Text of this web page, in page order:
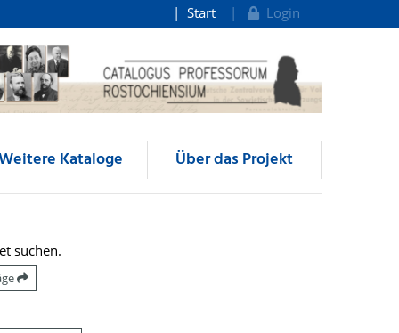
Start Login
Kataloge Über das Projekt
suchen.